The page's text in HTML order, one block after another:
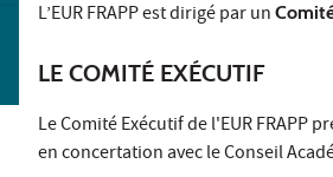
L’EUR FRAPP est dirigé par un
LE COMITÉ EXÉCUTIF
Le Comité Exécutif de l'EUR FRAPP
en concertation avec le Conseil